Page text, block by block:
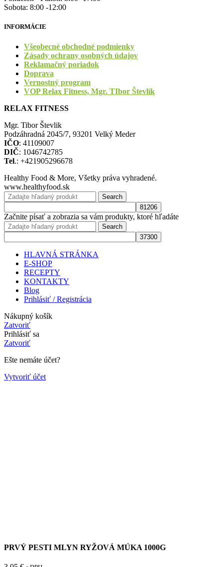
Sobota: 8:00 -12:00
INFORMÁCIE
Všeobecné obchodné podmienky
Zásady ochrany osobných údajov
Reklamačný poriadok
Doprava
Vernostný program
VOP Relax Fitness, Mgr. TIbor Števlík
RELAX FITNESS
Mgr. Tibor Števlik
Podzáhradná 2045/7, 93201 Velký Meder
IČO: 41109007
DIČ: 1046742785
Tel.: +421905296678
Healthy Food & More, Všetky práva vyhradené.
www.healthyfood.sk
Search
Začnite písať a zobrazia sa vám produkty, ktoré hľadáte
Search
HLAVNÁ STRÁNKA
E-SHOP
RECEPTY
KONTAKTY
Blog
Prihlásiť / Registrácia
Nákupný košík
Zatvoriť
Prihlásiť sa
Zatvoriť
Ešte nemáte účet?
Vytvoriť účet
PRVÝ PESTI MLYN RYŽOVÁ MÚKA 1000G